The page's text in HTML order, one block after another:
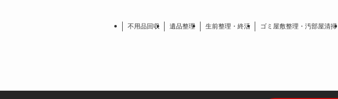
不用品回収 遺品整理 生前整理・終活 ゴミ屋敷整理・汚部屋清掃